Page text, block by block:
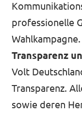
professionelle
Wahlkampagne.
Transparenz
Volt
Transparenz.
sowie deren